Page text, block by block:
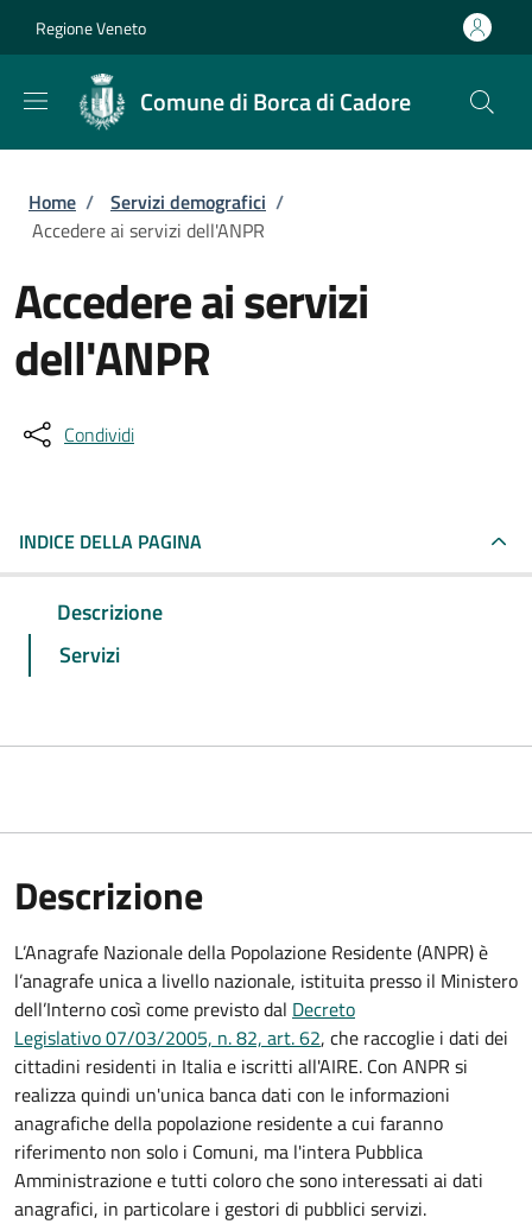
Regione Veneto
Comune di Borca di Cadore
Briciole di pane
Home / Servizi demografici /
Accedere ai servizi dell'ANPR
Accedere ai servizi
dell'ANPR
Condividi
INDICE DELLA PAGINA
Descrizione
Servizi
Descrizione
L’Anagrafe Nazionale della Popolazione Residente (ANPR) è
l’anagrafe unica a livello nazionale, istituita presso il Ministero
dell’Interno così come previsto dal Decreto
Legislativo 07/03/2005, n. 82, art. 62, che raccoglie i dati dei
cittadini residenti in Italia e iscritti all'AIRE. Con ANPR si
realizza quindi un'unica banca dati con le informazioni
anagrafiche della popolazione residente a cui faranno
riferimento non solo i Comuni, ma l'intera Pubblica
Amministrazione e tutti coloro che sono interessati ai dati
anagrafici, in particolare i gestori di pubblici servizi.